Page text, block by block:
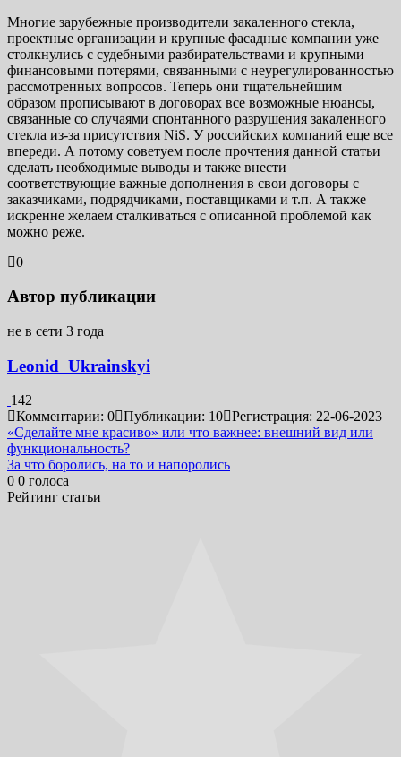
Многие зарубежные производители закаленного стекла,
проектные организации и крупные фасадные компании уже
столкнулись с судебными разбирательствами и крупными
финансовыми потерями, связанными с неурегулированностью
рассмотренных вопросов. Теперь они тщательнейшим
образом прописывают в договорах все возможные нюансы,
связанные со случаями спонтанного разрушения закаленного
стекла из-за присутствия NiS. У российских компаний еще все
впереди. А потому советуем после прочтения данной статьи
сделать необходимые выводы и также внести
соответствующие важные дополнения в свои договоры с
заказчиками, подрядчиками, поставщиками и т.п. А также
искренне желаем сталкиваться с описанной проблемой как
можно реже.
0
Автор публикации
не в сети 3 года
Leonid_Ukrainskyi
142
Комментарии: 0 Публикации: 10 Регистрация: 22-06-2023
Навигация
по
записям
«Сделайте мне красиво» или что важнее: внешний вид или
функциональность?
За что боролись, на то и напоролись
0 0 голоса
Рейтинг статьи